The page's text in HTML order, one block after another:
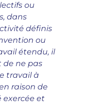
ou
dans
définis
ou
étendu, il
de ne pas
travail à
raison de
exercée et